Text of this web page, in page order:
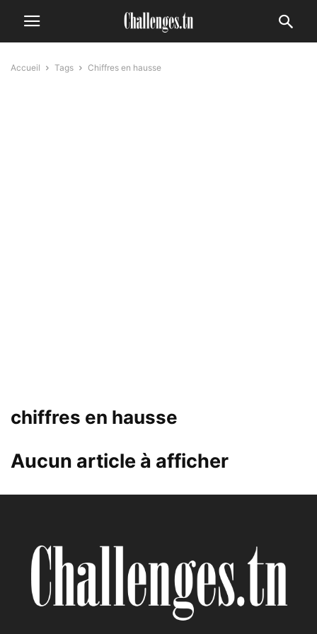
Accueil Tags Chiffres en hausse
chiffres en hausse
Aucun article à afficher